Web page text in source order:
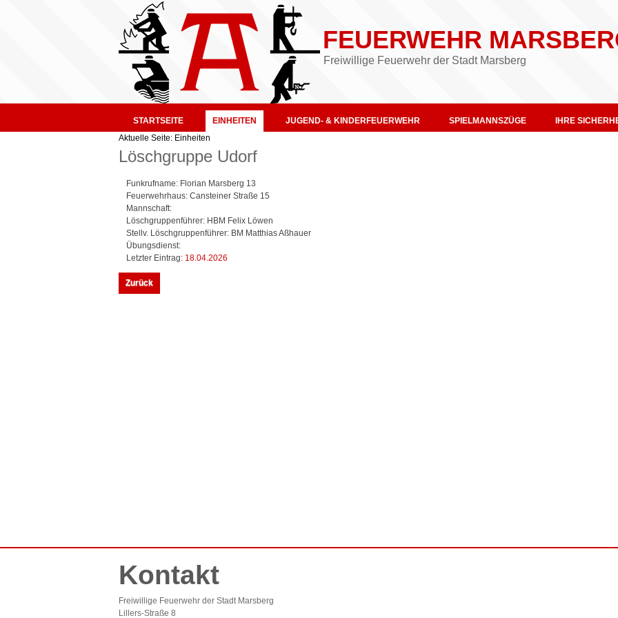
FEUERWEHR
Freiwillige Feuerwehr der Stadt Marsberg
STARTSEITE EINHEITEN JUGEND- & KINDERFEUERWEHR SPIELMANNSZÜGE IHRE
Aktuelle Seite: Einheiten
Löschgruppe Udorf
Funkrufname: Florian Marsberg 13
Feuerwehrhaus: Cansteiner Straße 15
Mannschaft:
Löschgruppenführer: HBM Felix Löwen
Stellv. Löschgruppenführer: BM Matthias Aßhauer
Übungsdienst:
Letzter Eintrag: 18.04.2026
Kontakt
Freiwillige Feuerwehr der Stadt Marsberg
Lillers-Straße 8